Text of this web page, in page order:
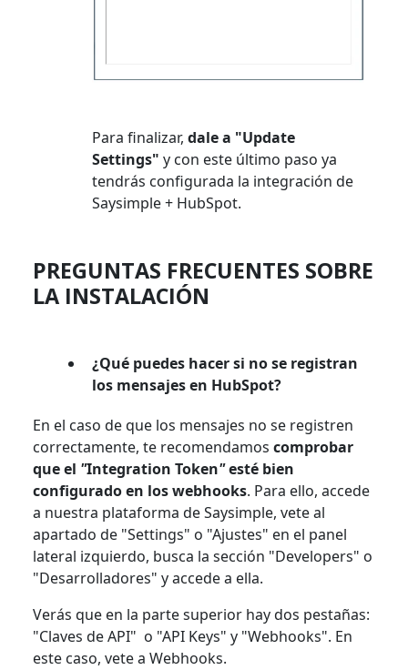
Para finalizar, dale a "Update
Settings" y con este último paso ya
tendrás configurada la integración de
Saysimple + HubSpot.
PREGUNTAS FRECUENTES SOBRE
LA INSTALACIÓN
¿Qué puedes hacer si no se registran
los mensajes en HubSpot?
En el caso de que los mensajes no se registren
correctamente, te recomendamos comprobar
que el "Integration Token"esté bien
configurado en los webhooks. Para ello, accede
a nuestra plataforma de Saysimple, vete al
apartado de "Settings" o "Ajustes" en el panel
lateral izquierdo, busca la sección "Developers" o
"Desarrolladores" y accede a ella.
Verás que en la parte superior hay dos pestañas:
"Claves de API" o "API Keys" y "Webhooks". En
este caso, vete a Webhooks.